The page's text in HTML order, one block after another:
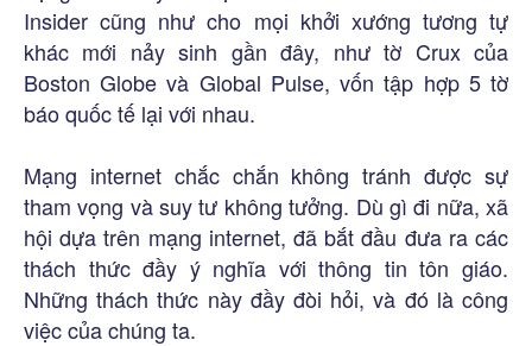
Insider cũng như cho mọi khởi xướng tương tự
khác mới nảy sinh gần đây, như tờ Crux của
Boston Globe và Global Pulse, vốn tập hợp 5 tờ
báo quốc tế lại với nhau.
Mạng internet chắc chắn không tránh được sự
tham vọng và suy tư không tưởng. Dù gì đi nữa, xã
hội dựa trên mạng internet, đã bắt đầu đưa ra các
thách thức đầy ý nghĩa với thông tin tôn giáo.
Những thách thức này đầy đòi hỏi, và đó là công
việc của chúng ta.